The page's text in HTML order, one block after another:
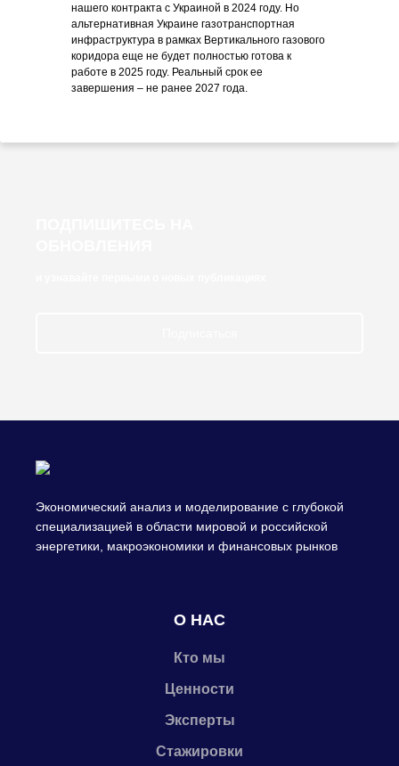
нашего контракта с Украиной в 2024 году. Но
альтернативная Украине газотранспортная
инфраструктура в рамках Вертикального газового
коридора еще не будет полностью готова к
работе в 2025 году. Реальный срок ее
завершения – не ранее 2027 года.
Экономический анализ и моделирование с глубокой
специализацией в области мировой и российской
энергетики, макроэкономики и финансовых рынков
О НАС
Кто мы
Ценности
Эксперты
Стажировки